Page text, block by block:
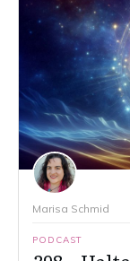
Marisa Schmid
PODCAST